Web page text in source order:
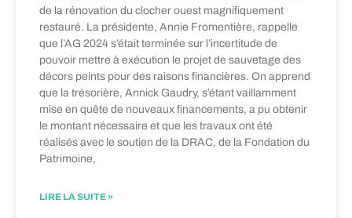
de la rénovation du clocher ouest magnifiquement
restauré. La présidente, Annie Fromentière, rappelle
que l’AG 2024 s’était terminée sur l’incertitude de
pouvoir mettre à exécution le projet de sauvetage des
décors peints pour des raisons financières. On apprend
que la trésorière, Annick Gaudry, s’étant vaillamment
mise en quête de nouveaux financements, a pu obtenir
le montant nécessaire et que les travaux ont été
réalisés avec le soutien de la DRAC, de la Fondation du
Patrimoine,
LIRE LA SUITE »